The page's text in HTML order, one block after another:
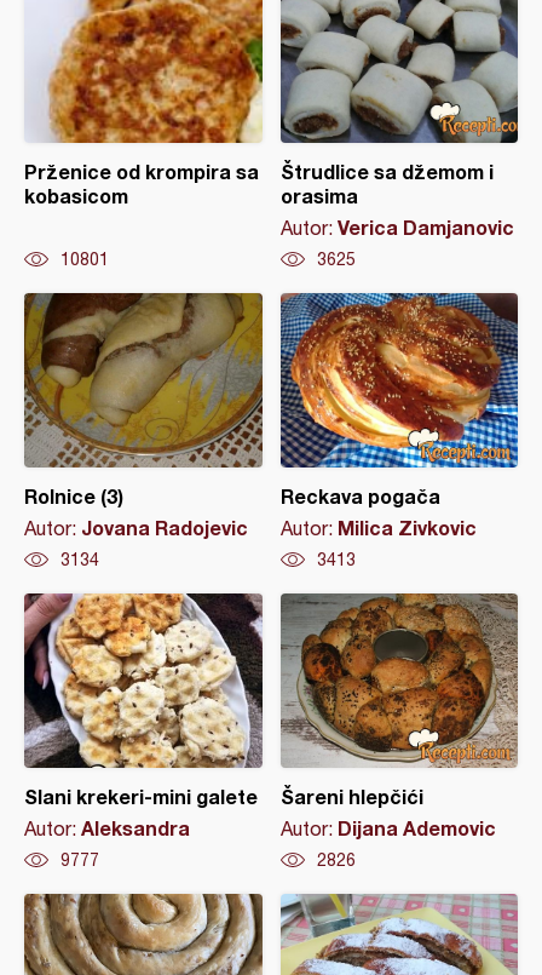
Prženice od krompira sa
kobasicom
10801
Štrudlice sa džemom i
orasima
Autor: Verica Damjanovic
3625
Rolnice (3)
Autor: Jovana Radojevic
3134
Reckava pogača
Autor: Milica Zivkovic
3413
Slani krekeri-mini galete
Autor: Aleksandra
9777
Šareni hlepčići
Autor: Dijana Ademovic
2826